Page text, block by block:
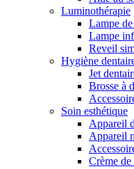
Luminothérapie
Lampe
Lampe
Reveil
Hygiène
Jet
Brosse à
Soin esthétique
Appareil
Appareil
Crème de